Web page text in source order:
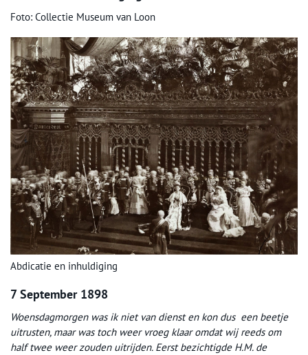
Foto: Collectie Museum van Loon
Abdicatie en inhuldiging
7 September 1898
Woensdagmorgen was ik niet van dienst en kon dus een beetje
uitrusten, maar was toch weer vroeg klaar omdat wij reeds om
half twee weer zouden uitrijden. Eerst bezichtigde H.M. de